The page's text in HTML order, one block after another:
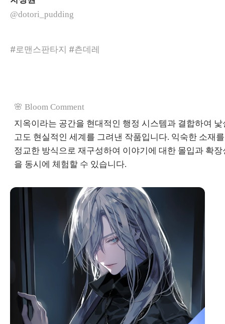
@dotori_pudding
#로맨스판타지 #츤데레
🌸 Bloom Comment
지옥이라는 공간을 현대적인 행정 시스템과 결합하여 낯
고도 현실적인 세계를 그려낸 작품입니다. 익숙한 소재를
정교한 방식으로 재구성하여 이야기에 대한 몰입과 확장
을 동시에 체험할 수 있습니다.